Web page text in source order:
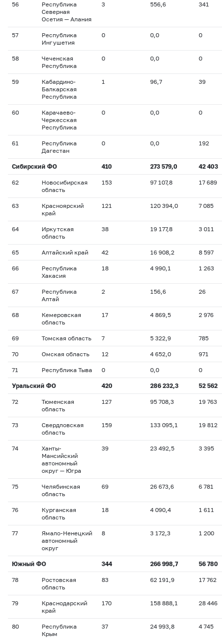
56
Республика
Северная
Осетия — Алания
3 556,6 341
57
Республика
Ингушетия
0 0,0 0
58
Чеченская
Республика
0 0,0 0
59
Кабардино-
Балкарская
Республика
1 96,7 39
60
Карачаево-
Черкесская
Республика
0 0,0 0
61
Республика
Дагестан
0 0,0 192
Сибирский ФО 410 273 579,0 42 403
62
Новосибирская
область
153 97 107,8 17 689
63
Красноярский
край
121 120 394,0 7 085
64
Иркутская
область
38 19 177,8 3 011
65 Алтайский край 42 16 908,2 8 597
66
Республика
Хакасия
18 4 990,1 1 263
67
Республика
Алтай
2 156,6 26
68
Кемеровская
область
17 4 869,5 2 976
69 Томская область 7 5 322,9 785
70 Омская область 12 4 652,0 971
71 Республика Тыва 0 0,0 0
Уральский ФО 420 286 232,3 52 562
72
Тюменская
область
127 95 708,3 19 763
73
Свердловская
область
159 133 095,1 19 812
74
Ханты-
Мансийский
автономный
округ — Югра
39 23 492,5 3 395
75
Челябинская
область
69 26 673,6 6 781
76
Курганская
область
18 4 090,4 1 611
77
Ямало-Ненецкий
автономный
округ
8 3 172,3 1 200
Южный ФО 344 266 998,7 56 780
78
Ростовская
область
83 62 191,9 17 762
79
Краснодарский
край
170 158 888,1 28 446
80
Республика
Крым
37 24 993,8 4 745